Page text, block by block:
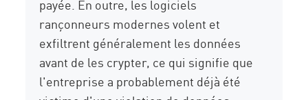
payée. En outre, les logiciels
rançonneurs modernes volent et
exfiltrent généralement les données
avant de les crypter, ce qui signifie que
l'entreprise a probablement déjà été